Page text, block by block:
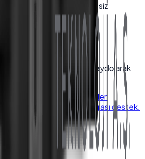
ve sektörel içeriklerden ilk siz
haberdar olun. Kaydolarak
kabul edersiniz.
elektronik & POS sistemleri
hızlı kargo, satış sonrası destek.